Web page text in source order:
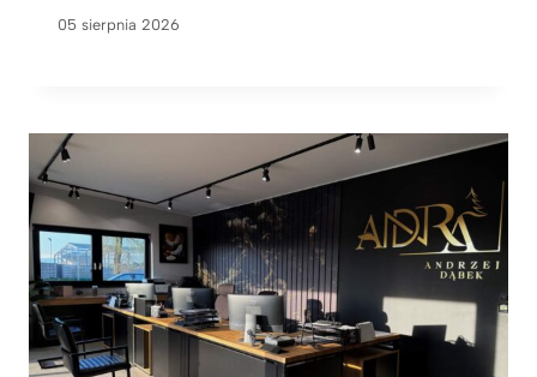
05 sierpnia 2026